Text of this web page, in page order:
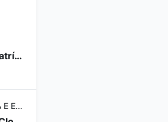
Atendente Comercial de Matrículas
CENTRO CLINICO DE MEDICINA E ESTETICA ANA MAIA